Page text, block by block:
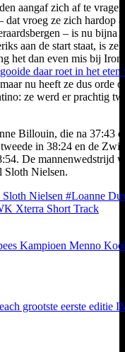
aangaf zich af te
vroeg ze zich hardop
– is nu bijna
aan de start staat, is ze
het dan even mis bij
daar roet in het eten
nu heeft ze dus orde
ze werd er prachtig
Billouin, die na 37:43
in 38:24 en de
De mannenwedstrijd
Sloth Nielsen.
Sloth Nielsen #Loanne
Xterra Short Track
Kampioen Menno
grootste eerste editie